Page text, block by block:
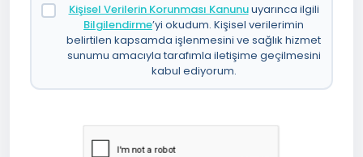
Kişisel Verilerin Korunması Kanunuuyarınca ilgili
Bilgilendirme’yi okudum. Kişisel verilerimin
belirtilen kapsamda işlenmesini ve sağlık hizmet
sunumu amacıyla tarafımla iletişime geçilmesini
kabul ediyorum.